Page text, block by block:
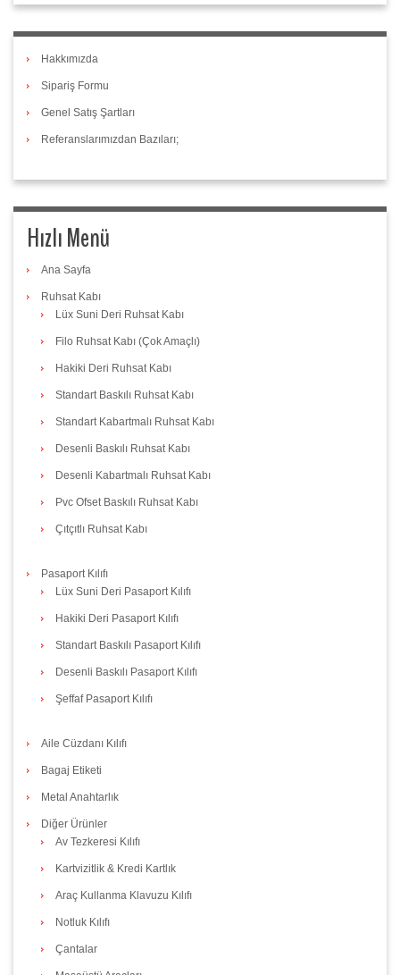
Hakkımızda
Sipariş Formu
Genel Satış Şartları
Referanslarımızdan Bazıları;
Hızlı Menü
Ana Sayfa
Ruhsat Kabı
Lüx Suni Deri Ruhsat Kabı
Filo Ruhsat Kabı (Çok Amaçlı)
Hakiki Deri Ruhsat Kabı
Standart Baskılı Ruhsat Kabı
Standart Kabartmalı Ruhsat Kabı
Desenli Baskılı Ruhsat Kabı
Desenli Kabartmalı Ruhsat Kabı
Pvc Ofset Baskılı Ruhsat Kabı
Çıtçıtlı Ruhsat Kabı
Pasaport Kılıfı
Lüx Suni Deri Pasaport Kılıfı
Hakiki Deri Pasaport Kılıfı
Standart Baskılı Pasaport Kılıfı
Desenli Baskılı Pasaport Kılıfı
Şeffaf Pasaport Kılıfı
Aile Cüzdanı Kılıfı
Bagaj Etiketi
Metal Anahtarlık
Diğer Ürünler
Av Tezkeresi Kılıfı
Kartvizitlik & Kredi Kartlık
Araç Kullanma Klavuzu Kılıfı
Notluk Kılıfı
Çantalar